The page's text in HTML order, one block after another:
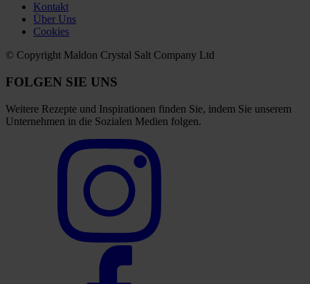
Kontakt
Über Uns
Cookies
© Copyright Maldon Crystal Salt Company Ltd
FOLGEN SIE UNS
Weitere Rezepte und Inspirationen finden Sie, indem Sie unserem
Unternehmen in die Sozialen Medien folgen.